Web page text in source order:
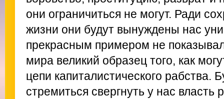
они ограничиться не могут. Ради
жизни они будут вынуждены нас
прекрасным примером не
мира великий образец того, как
цепи капиталистического
стремиться свергнуть у нас власть